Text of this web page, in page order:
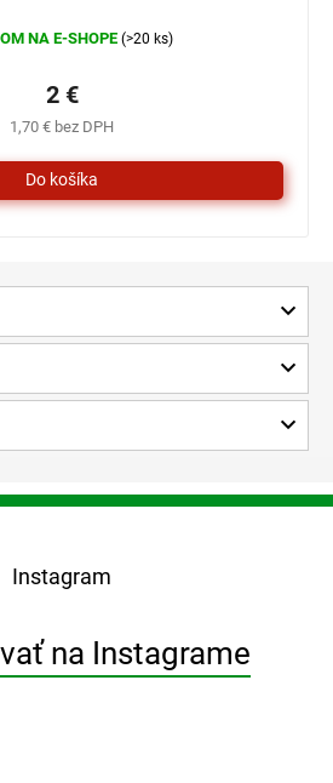
NA E-SHOPE (>20 ks)
1,70 € bez DPH
2 €
Instagram
na Instagrame